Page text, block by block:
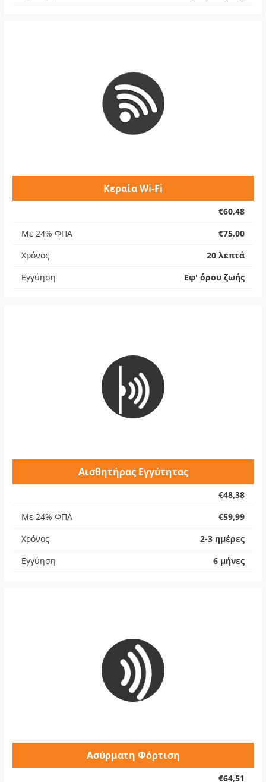
Κεραία Wi-Fi
€60,48
Με 24% ΦΠΑ
€75,00
Χρόνος
20 λεπτά
Εγγύηση
Εφ' όρου ζωής
Αισθητήρας Εγγύτητας
€48,38
Με 24% ΦΠΑ
€59,99
Χρόνος
2-3 ημέρες
Εγγύηση
6 μήνες
Ασύρματη Φόρτιση
€64,51